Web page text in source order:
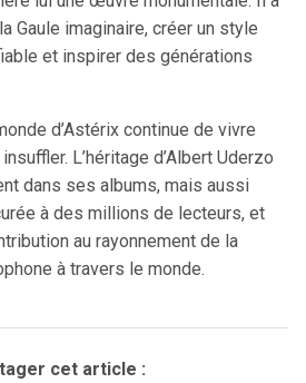
Gaule imaginaire, créer un style
et inspirer des générations
d’Astérix continue de vivre
L’héritage d’Albert Uderzo
dans ses albums, mais aussi
à des millions de lecteurs, et
au rayonnement de la
à travers le monde.
cet article :